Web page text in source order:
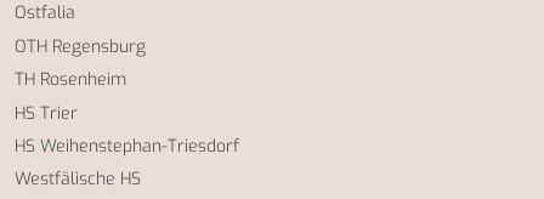
Ostfalia
OTH Regensburg
TH Rosenheim
HS Trier
HS Weihenstephan-Triesdorf
Westfälische HS